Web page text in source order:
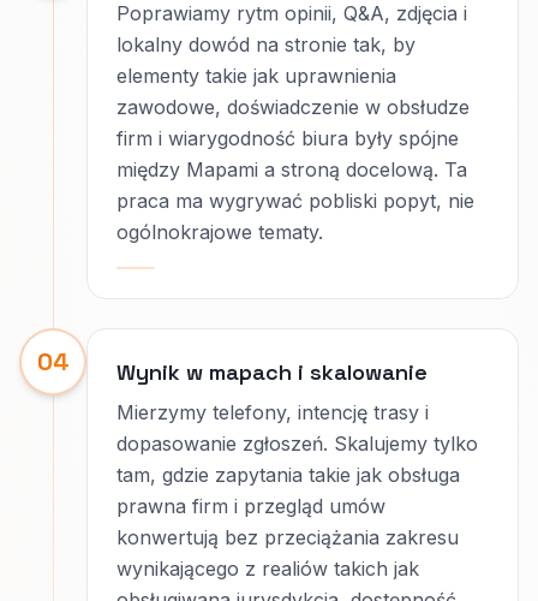
Poprawiamy rytm opinii, Q&A, zdjęcia i
lokalny dowód na stronie tak, by
elementy takie jak uprawnienia
zawodowe, doświadczenie w obsłudze
firm i wiarygodność biura były spójne
między Mapami a stroną docelową. Ta
praca ma wygrywać pobliski popyt, nie
ogólnokrajowe tematy.
04 Wynik w mapach i skalowanie
Mierzymy telefony, intencję trasy i
dopasowanie zgłoszeń. Skalujemy tylko
tam, gdzie zapytania takie jak obsługa
prawna firm i przegląd umów
konwertują bez przeciążania zakresu
wynikającego z realiów takich jak